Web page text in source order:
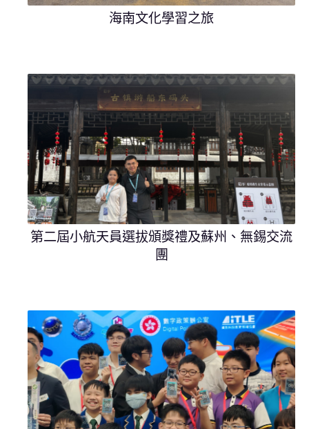
海南文化學習之旅
第二屆小航天員選拔頒獎禮及蘇州、無錫交流
團